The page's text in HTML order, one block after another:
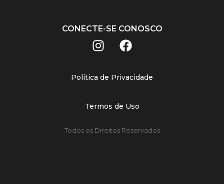
CONECTE-SE CONOSCO
Política de Privacidade
Termos de Uso
Todos os Direitos Reservados